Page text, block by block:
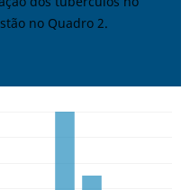
no Quadro 2.